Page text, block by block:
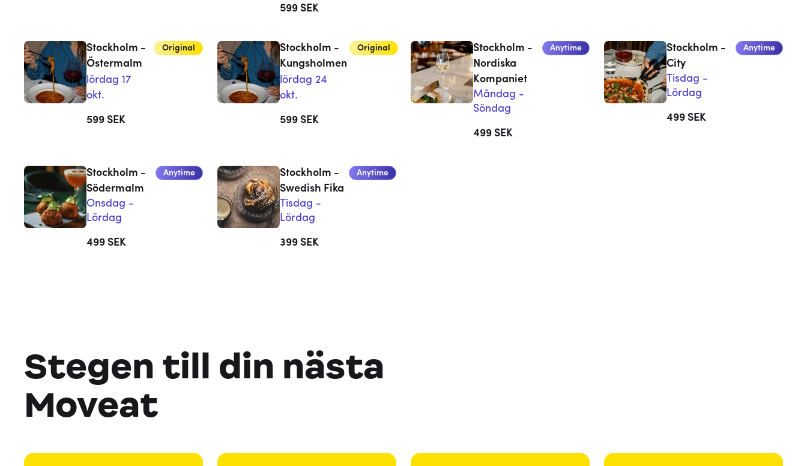
599 SEK
Stockholm -
Östermalm
lördag 17
okt.
Original
599 SEK
Stockholm -
Kungsholmen
lördag 24
okt.
Original
599 SEK
Stockholm -
Nordiska
Kompaniet
Måndag -
Söndag
Anytime
499 SEK
Stockholm -
City
Tisdag -
Lördag
Anytime
499 SEK
Stockholm -
Södermalm
Onsdag -
Lördag
Anytime
499 SEK
Stockholm -
Swedish Fika
Tisdag -
Lördag
Anytime
399 SEK
Stegen till din nästa
Moveat